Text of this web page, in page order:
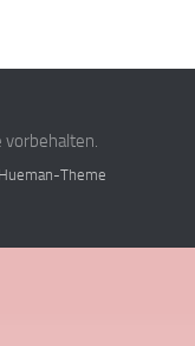
vorbehalten.
Hueman-Theme